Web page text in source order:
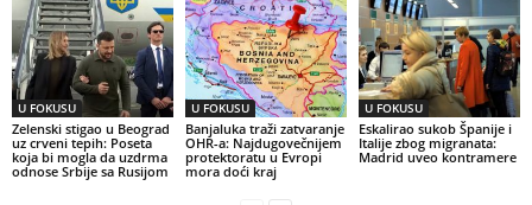
U FOKUSU
Zelenski stigao u Beograd
uz crveni tepih: Poseta
koja bi mogla da uzdrma
odnose Srbije sa Rusijom
U FOKUSU
Banjaluka traži zatvaranje
OHR-a: Najdugovečnijem
protektoratu u Evropi
mora doći kraj
U FOKUSU
Eskalirao sukob Španije i
Italije zbog migranata:
Madrid uveo kontramere